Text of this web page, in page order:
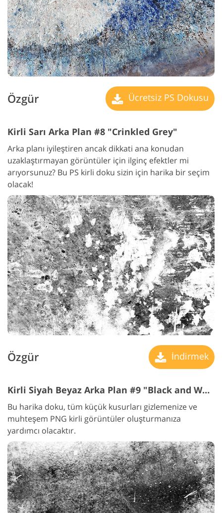
Özgür Ücretsiz PS Dokusu
Kirli Sarı Arka Plan #8 "Crinkled Grey"
Arka planı iyileştiren ancak dikkati ana konudan
uzaklaştırmayan görüntüler için ilginç efektler mi
arıyorsunuz? Bu PS kirli doku sizin için harika bir seçim
olacak!
Özgür İndirmek
Kirli Siyah Beyaz Arka Plan #9 "Black and White"
Bu harika doku, tüm küçük kusurları gizlemenize ve
muhteşem PNG kirli görüntüler oluşturmanıza
yardımcı olacaktır.